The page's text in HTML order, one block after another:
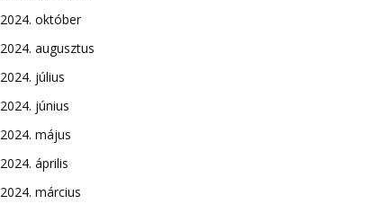
2024. október
2024. augusztus
2024. július
2024. június
2024. május
2024. április
2024. március